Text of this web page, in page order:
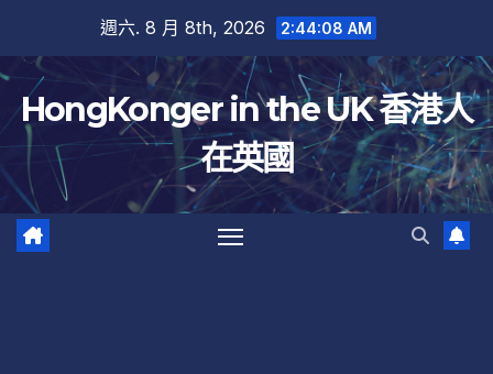
內
容
週六. 8 月 8th, 2026 2:44:09 AM
HongKonger in the UK 香港人
在英國